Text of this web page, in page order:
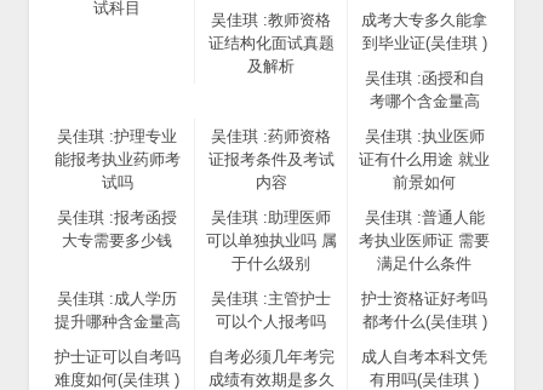
试科目
吴佳琪 :教师资格
证结构化面试真题
及解析
成考大专多久能拿
到毕业证(吴佳琪 )
吴佳琪 :函授和自
考哪个含金量高
吴佳琪 :护理专业
能报考执业药师考
试吗
吴佳琪 :药师资格
证报考条件及考试
内容
吴佳琪 :执业医师
证有什么用途 就业
前景如何
吴佳琪 :报考函授
大专需要多少钱
吴佳琪 :助理医师
可以单独执业吗 属
于什么级别
吴佳琪 :普通人能
考执业医师证 需要
满足什么条件
吴佳琪 :成人学历
提升哪种含金量高
吴佳琪 :主管护士
可以个人报考吗
护士资格证好考吗
都考什么(吴佳琪 )
护士证可以自考吗
难度如何(吴佳琪 )
自考必须几年考完
成绩有效期是多久
成人自考本科文凭
有用吗(吴佳琪 )